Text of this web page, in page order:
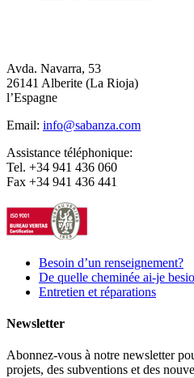
Avda. Navarra, 53
26141 Alberite (La Rioja)
l’Espagne
Email: info@sabanza.com
Assistance téléphonique:
Tel. +34 941 436 060
Fax +34 941 436 441
Besoin d’un renseignement?
De quelle cheminée ai-je
Entretien et réparations
Newsletter
Abonnez-vous à notre newsletter
projets, des subventions et des